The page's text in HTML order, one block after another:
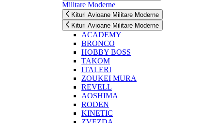
Militare Moderne
Kituri Avioane Militare Moderne
Kituri Avioane Militare Moderne
ACADEMY
BRONCO
HOBBY BOSS
TAKOM
ITALERI
ZOUKEI MURA
REVELL
AOSHIMA
RODEN
KINETIC